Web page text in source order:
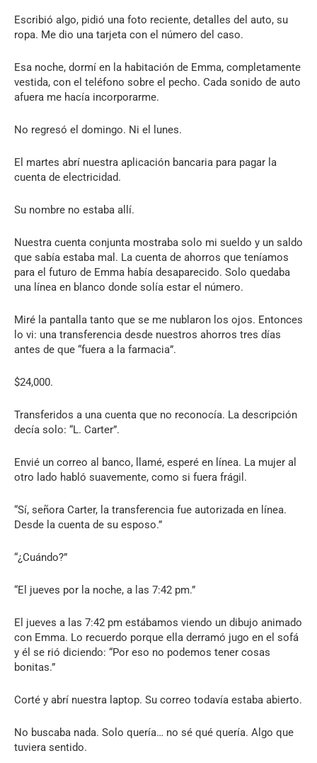
Escribió algo, pidió una foto reciente, detalles del auto, su
ropa. Me dio una tarjeta con el número del caso.
Esa noche, dormí en la habitación de Emma, completamente
vestida, con el teléfono sobre el pecho. Cada sonido de auto
afuera me hacía incorporarme.
No regresó el domingo. Ni el lunes.
El martes abrí nuestra aplicación bancaria para pagar la
cuenta de electricidad.
Su nombre no estaba allí.
Nuestra cuenta conjunta mostraba solo mi sueldo y un saldo
que sabía estaba mal. La cuenta de ahorros que teníamos
para el futuro de Emma había desaparecido. Solo quedaba
una línea en blanco donde solía estar el número.
Miré la pantalla tanto que se me nublaron los ojos. Entonces
lo vi: una transferencia desde nuestros ahorros tres días
antes de que “fuera a la farmacia”.
$24,000.
Transferidos a una cuenta que no reconocía. La descripción
decía solo: “L. Carter”.
Envié un correo al banco, llamé, esperé en línea. La mujer al
otro lado habló suavemente, como si fuera frágil.
“Sí, señora Carter, la transferencia fue autorizada en línea.
Desde la cuenta de su esposo.”
“¿Cuándo?”
“El jueves por la noche, a las 7:42 pm.”
El jueves a las 7:42 pm estábamos viendo un dibujo animado
con Emma. Lo recuerdo porque ella derramó jugo en el sofá
y él se rió diciendo: “Por eso no podemos tener cosas
bonitas.”
Corté y abrí nuestra laptop. Su correo todavía estaba abierto.
No buscaba nada. Solo quería… no sé qué quería. Algo que
tuviera sentido.